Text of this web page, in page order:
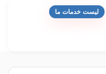
لیست خدمات ما